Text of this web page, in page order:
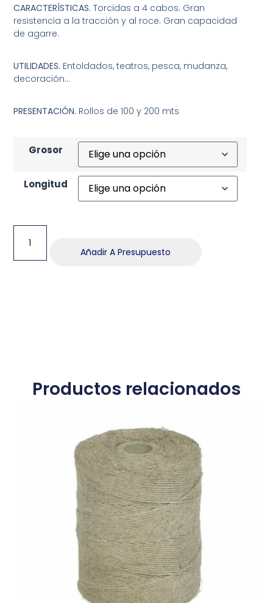
CARACTERÍSTICAS. Torcidas a 4 cabos. Gran
resistencia a la tracción y al roce. Gran capacidad
de agarre.
UTILIDADES. Entoldados, teatros, pesca, mudanza,
decoración…
PRESENTACIÓN. Rollos de 100 y 200 mts
Grosor
Longitud
Añadir A Presupuesto
Productos relacionados